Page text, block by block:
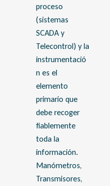
proceso
(sistemas
SCADA y
Telecontrol) y la
instrumentació
n es el
elemento
primario que
debe recoger
fiablemente
toda la
información.
Manómetros,
Transmisores,